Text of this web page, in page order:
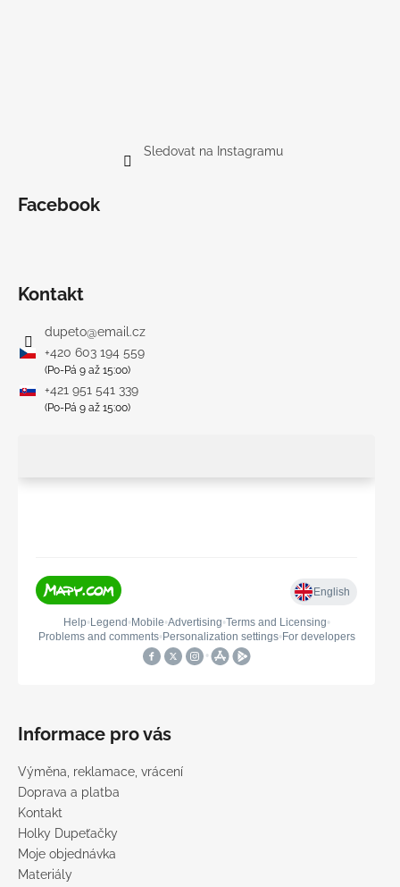
Sledovat na Instagramu
Facebook
Kontakt
dupeto@email.cz
+420 603 194 559
(Po-Pá 9 až 15:00)
+421 951 541 339
(Po-Pá 9 až 15:00)
Informace pro vás
Výměna, reklamace, vrácení
Doprava a platba
Kontakt
Holky Dupeťačky
Moje objednávka
Materiály